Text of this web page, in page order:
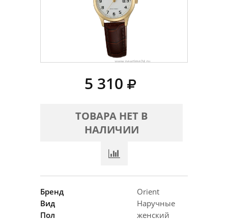
5 310
ТОВАРА НЕТ В
НАЛИЧИИ
Бренд
Orient
Вид
Наручные
Пол
женский